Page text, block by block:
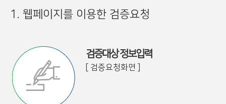
1. 웹페이지를 이용한 검증요청
검증대상 정보입력
[ 검증요청화면 ]